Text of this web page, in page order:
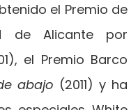
el Premio de
de Alicante por
el Premio Barco
abajo (2011) y ha